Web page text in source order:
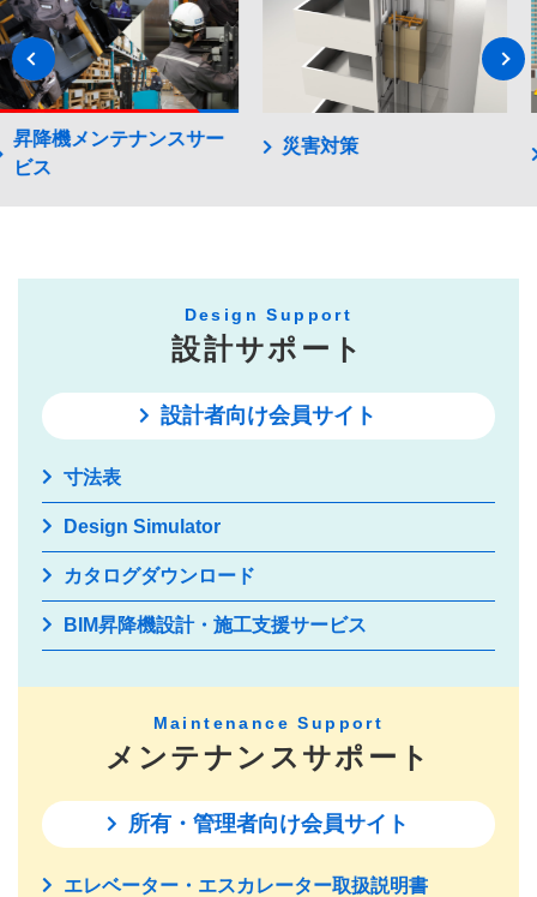
災害対策
よくわかるエレベーター
Design Support
設計サポート
設計者向け会員サイト
寸法表
Design Simulator
カタログダウンロード
BIM昇降機設計・施工支援サービス
Maintenance Support
メンテナンスサポート
所有・管理者向け会員サイト
エレベーター・エスカレーター取扱説明書